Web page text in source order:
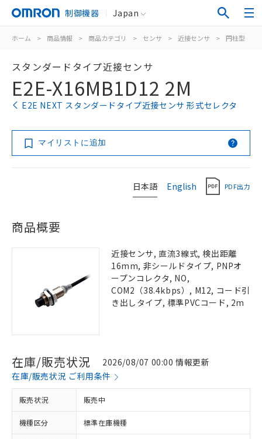
制御機器 Japan
ホーム > 商品情報 > 商品カテゴリ > センサ > 近接センサ > 円柱型
スタンダードタイプ近接センサ
E2E-X16MB1D12 2M
E2E NEXT スタンダードタイプ近接センサ 形式セレクタ
マイリストに追加
日本語 English PDF出力
商品概要
近接センサ, 直流3線式, 検出距離
16mm, 非シールドタイプ, PNPオ
ープンコレクタ, NO,
COM2（38.4kbps）, M12, コード引
き出しタイプ, 標準PVCコード, 2m
在庫/販売状況
2026/08/07 00:00 情報更新
在庫/販売状況 ご利用条件
販売状況 販売中
機種区分 標準在庫機種